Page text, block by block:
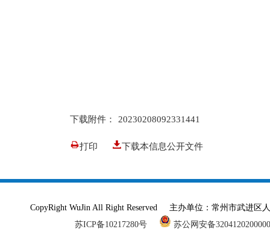
下载附件： 20230208092331441
打印 下载本信息公开文件
CopyRight WuJin All Right Reserved 主办单位：常州市武进
苏ICP备10217280号
苏公网安备